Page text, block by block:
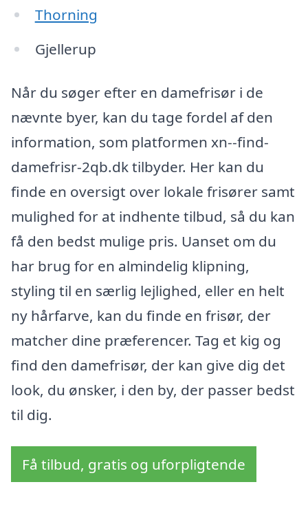
Thorning
Gjellerup
Når du søger efter en damefrisør i de
nævnte byer, kan du tage fordel af den
information, som platformen xn--find-
damefrisr-2qb.dk tilbyder. Her kan du
finde en oversigt over lokale frisører samt
mulighed for at indhente tilbud, så du kan
få den bedst mulige pris. Uanset om du
har brug for en almindelig klipning,
styling til en særlig lejlighed, eller en helt
ny hårfarve, kan du finde en frisør, der
matcher dine præferencer. Tag et kig og
find den damefrisør, der kan give dig det
look, du ønsker, i den by, der passer bedst
til dig.
Få tilbud, gratis og uforpligtende